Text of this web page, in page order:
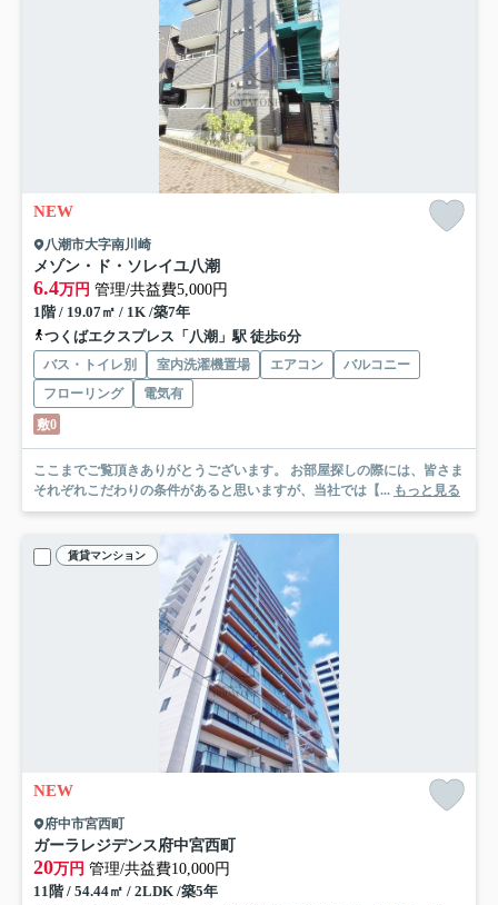
NEW
八潮市大字南川崎
メゾン・ド・ソレイユ八潮
6.4万円 管理/共益費5,000円
1階 / 19.07㎡ / 1K /築7年
つくばエクスプレス「八潮」駅 徒歩6分
バス・トイレ別 室内洗濯機置場 エアコン
バルコニー
フローリング
電気有
敷0
ここまでご覧頂きありがとうございます。 お部屋探しの際には、皆さま
それぞれこだわりの条件があると思いますが、当社では【... もっと見る
賃貸マンション
NEW
府中市宮西町
ガーラレジデンス府中宮西町
20万円 管理/共益費10,000円
11階 / 54.44㎡ / 2LDK /築5年